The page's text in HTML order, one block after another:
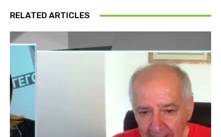
RELATED ARTICLES